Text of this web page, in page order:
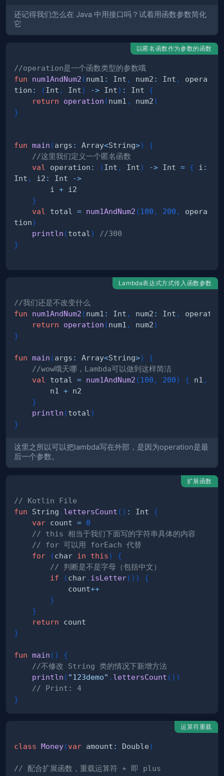
还记得我们怎么在 Java 中用接口吗？试着用函数参数简化
它
以匿名函数作为参数的函数
//operation是一个函数类型的参数哦
fun
num1AndNum2 (num1 : Int , num2 : Int ,
opera
tion : (Int , Int) -> Int) : Int {
return
operation (num1 , num2)
}
fun main (args : Array<String>)
{
//这里我们定义一个匿名函数
val
operation : (Int , Int) -> Int = { i :
Int , i2 : Int
->
        i
+
}
val
total = num1AndNum2 (100 , 200 ,
opera
tion)
println (total )
//300
}
Lambda表达式方式传入函数参数
//我们还是不改变什么
fun
num1AndNum2 (num1 : Int , num2 : Int ,
return
operation (num1 , num2)
}
fun main (args : Array<String>)
{
//wow哦天哪，Lambda可以做到这样简洁
val
total = num1AndNum2 (100 , 200) { n1 ,
        n1
+
}
println (total )
}
这里之所以可以把lambda写在外部，是因为operation是最
后一个参数。
扩展函数
// Kotlin File
fun String . lettersCount ( ) : Int {
var count = 0
// this 相当于我们下面写的字符串具体的内容
// for 可以用 forEach 代替
for
(char in this)
{
// 判断是不是字母（包括中文）
if
(char. isLetter( ) )
{
            count
++
}
}
return
}
fun main ( )
{
//不修改 String 类的情况下新增方法
println ( "123demo" . lettersCount ( ) )
// Print: 4
}
运算符重载
class Money(var amount : Double)
// 配合扩展函数，重载运算符 + 即 plus